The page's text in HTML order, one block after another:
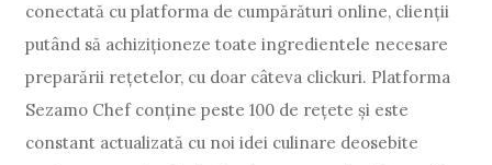
conectată cu platforma de cumpărături online, clienții
putând să achiziționeze toate ingredientele necesare
preparării rețetelor, cu doar câteva clickuri. Platforma
Sezamo Chef conține peste 100 de rețete și este
constant actualizată cu noi idei culinare deosebite